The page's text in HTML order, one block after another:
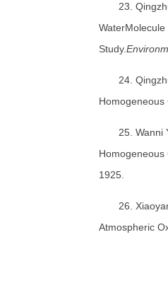
23.
Study.
24.
25. Wanni
Homogeneous
1925.
26.
Atmospheric